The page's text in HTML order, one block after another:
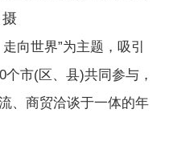
世界”为主题，吸引
市(区、县)共同参与，
、商贸洽谈于一体的年